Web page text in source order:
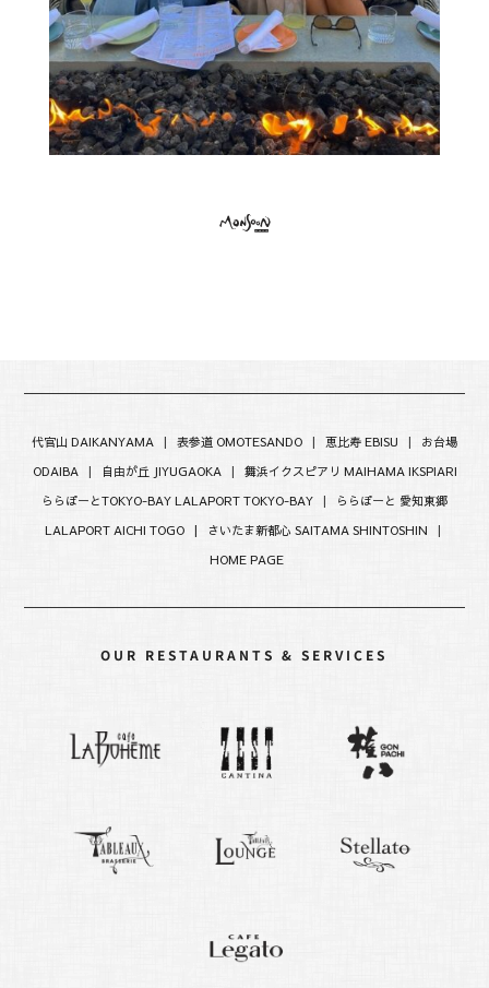
代官山 DAIKANYAMA | 表参道 OMOTESANDO | 恵比寿 EBISU | お台場
ODAIBA| 自由が丘 JIYUGAOKA | 舞浜イクスピアリ MAIHAMA IKSPIARI
ららぽーとTOKYO-BAY LALAPORT TOKYO-BAY |
ららぽーと 愛知東郷
LALAPORT AICHI TOGO |
さいたま新都心 SAITAMA SHINTOSHIN |
HOME PAGE
OUR RESTAURANTS & SERVICES